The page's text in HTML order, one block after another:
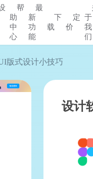
帮
助
中
心
最
新
功
能
下
载
定
价
于
我
们
版式设计小技巧
设计